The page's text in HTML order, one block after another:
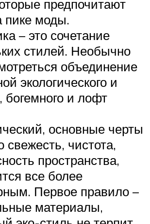
предпочитают
пике моды.
– это сочетание
стилей. Необычно
объединение
экологического и
богемного и лофт
основные черты
свежесть, чистота,
пространства,
все более
Первое правило –
материалы,